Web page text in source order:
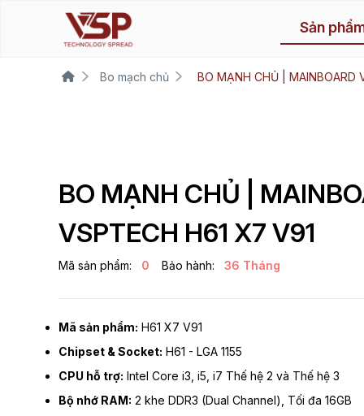
Sản
Bo mạch chủ BO MẠNH CHỦ | MAINBOARD
BO MẠNH CHỦ |
VSPTECH H61 X7 V91
Mã sản phẩm: 0 Bảo hành: 36 Tháng
Mã sản phẩm: H61 X7 V91
Chipset & Socket: H61 - LGA 1155
CPU hỗ trợ: Intel Core i3, i5, i7 Thế hệ 2 và Thế hệ 3
Bộ nhớ RAM: 2 khe DDR3 (Dual Channel), Tối đa 16GB